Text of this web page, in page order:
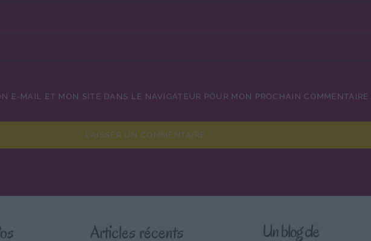
E-MAIL ET MON SITE DANS LE NAVIGATEUR POUR MON PROCHAIN COMMENTAIRE.
Articles récents